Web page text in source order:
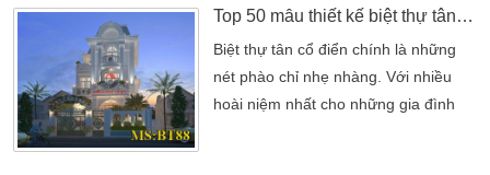
giữ được những yếu tố của phong
cách nhà Việt Nam. Xin cảm ơn! Đây
là chia sẻ của gai đình chị Lợi ( trú tại
[…]
Top 50 mẫu thiết kế biệt thự tân cổ điển đẹp
Biệt thự tân cổ điển chính là những
nét phào chỉ nhẹ nhàng. Với nhiều
hoài niệm nhất cho những gia đình